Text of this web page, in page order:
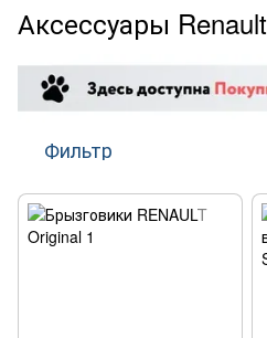
Аксессуары
Фильтр